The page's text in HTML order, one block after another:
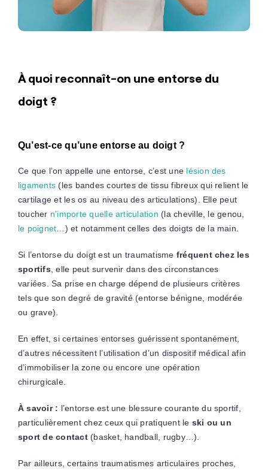
À quoi reconnaît-on une entorse du
doigt ?
Qu’est-ce qu’une entorse au doigt ?
Ce que l’on appelle une entorse, c’est une lésion des
ligaments (les bandes courtes de tissu fibreux qui relient le
cartilage et les os au niveau des articulations). Elle peut
toucher n’importe quelle articulation (la cheville, le genou,
le poignet …) et notamment celles des doigts de la main.
Si l’entorse du doigt est un traumatisme fréquent chez les
sportifs , elle peut survenir dans des circonstances
variées. Sa prise en charge dépend de plusieurs critères
tels que son degré de gravité (entorse bénigne, modérée
ou grave).
En effet, si certaines entorses guérissent spontanément,
d’autres nécessitent l’utilisation d’un dispositif médical afin
d’immobiliser la zone ou encore une opération
chirurgicale.
À savoir : l’entorse est une blessure courante du sportif,
particulièrement chez ceux qui pratiquent le ski ou un
sport de contact(basket, handball, rugby…).
Par ailleurs, certains traumatismes articulaires proches,